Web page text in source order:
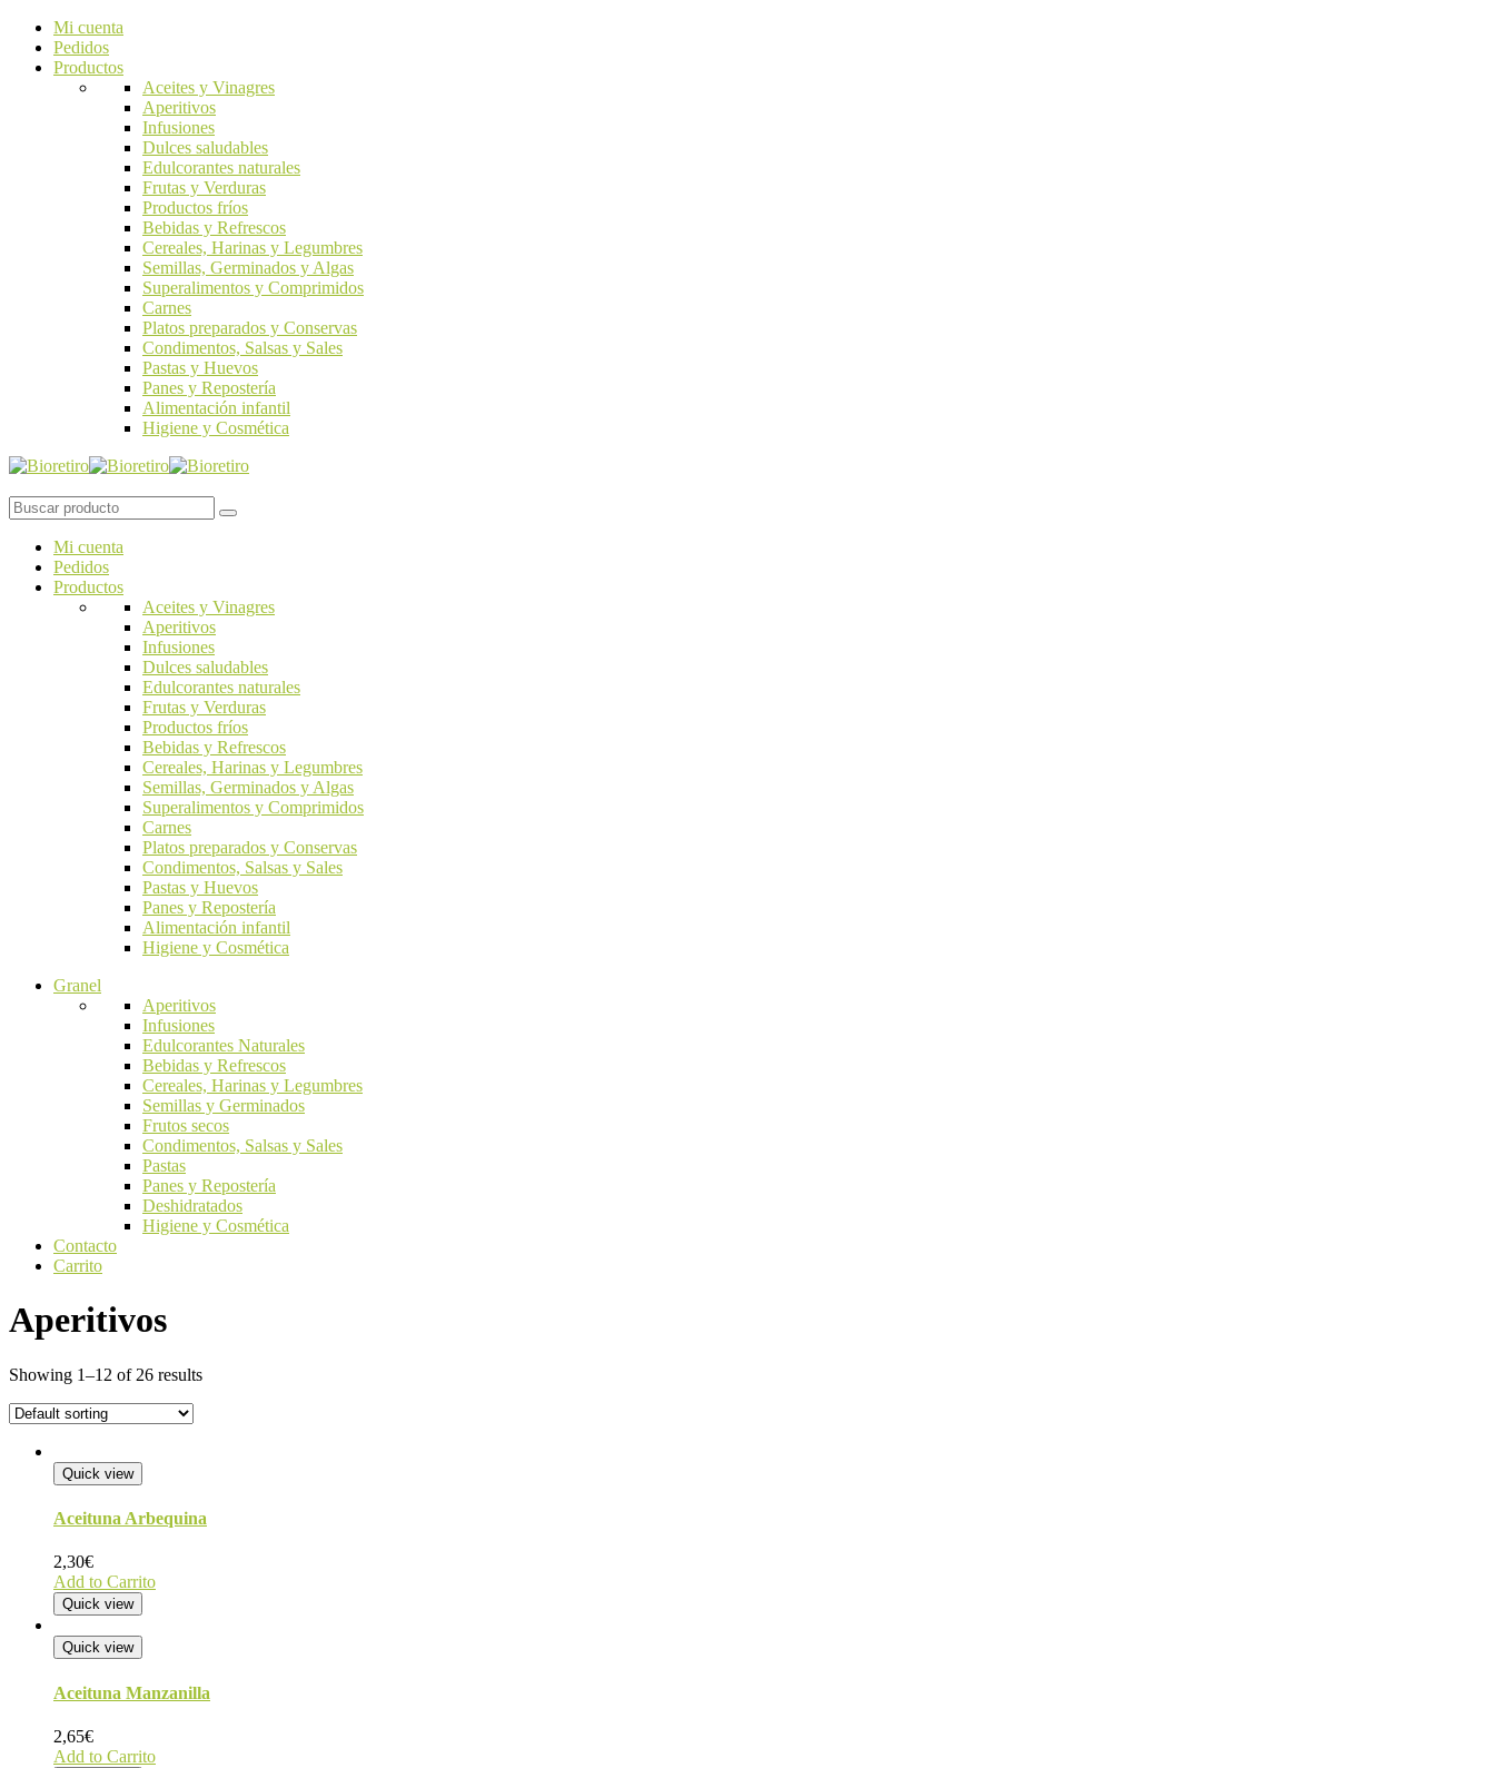
Mi cuenta
Pedidos
Productos
Aceites y Vinagres
Aperitivos
Infusiones
Dulces saludables
Edulcorantes naturales
Frutas y Verduras
Productos fríos
Bebidas y Refrescos
Cereales, Harinas y Legumbres
Semillas, Germinados y Algas
Superalimentos y Comprimidos
Carnes
Platos preparados y Conservas
Condimentos, Salsas y Sales
Pastas y Huevos
Panes y Repostería
Alimentación infantil
Higiene y Cosmética
Mi cuenta
Pedidos
Productos
Aceites y Vinagres
Aperitivos
Infusiones
Dulces saludables
Edulcorantes naturales
Frutas y Verduras
Productos fríos
Bebidas y Refrescos
Cereales, Harinas y Legumbres
Semillas, Germinados y Algas
Superalimentos y Comprimidos
Carnes
Platos preparados y Conservas
Condimentos, Salsas y Sales
Pastas y Huevos
Panes y Repostería
Alimentación infantil
Higiene y Cosmética
Granel
Aperitivos
Infusiones
Edulcorantes Naturales
Bebidas y Refrescos
Cereales, Harinas y Legumbres
Semillas y Germinados
Frutos secos
Condimentos, Salsas y Sales
Pastas
Panes y Repostería
Deshidratados
Higiene y Cosmética
Contacto
Carrito
Aperitivos
Showing 1–12 of 26 results
Quick view
Aceituna Arbequina
2,30€
Add to Carrito
Quick view
Quick view
Aceituna Manzanilla
2,65€
Add to Carrito